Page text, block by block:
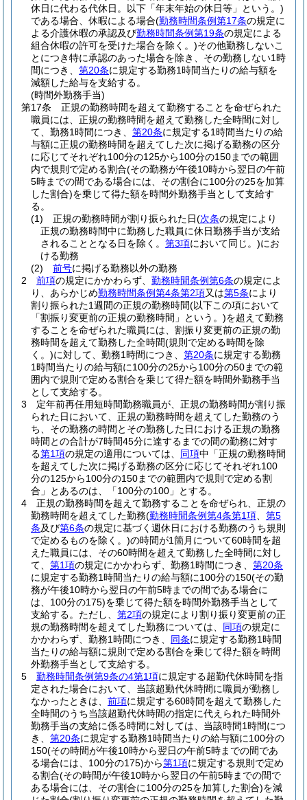
休日に代わる代休日。以下「年末年始の休日等」という。)
である場合、休暇による場合(勤務時間条例第17条の規定に
よる介護休暇の承認及び勤務時間条例第19条の規定による
組合休暇の許可を受けた場合を除く。)その他勤務しないこ
とにつき特に承認のあった場合を除き、その勤務しない1時
間につき、 第20条に規定する勤務1時間当たりの給与額を
減額した給与を支給する。
(時間外勤務手当)
第17条
正規の勤務時間を超えて勤務することを命ぜられた
職員には、正規の勤務時間を超えて勤務した全時間に対し
て、勤務1時間につき、 第20条に規定する1時間当たりの給
与額に正規の勤務時間を超えてした次に掲げる勤務の区分
に応じてそれぞれ100分の125から100分の150までの範囲
内で規則で定める割合(その勤務が午後10時から翌日の午前
5時までの間である場合には、その割合に100分の25を加算
した割合)を乗じて得た額を時間外勤務手当として支給す
る。
(1)
正規の勤務時間が割り振られた日(次条の規定により
正規の勤務時間中に勤務した職員に休日勤務手当が支給
されることとなる日を除く。 第3項において同じ。)にお
ける勤務
(2)
前号に掲げる勤務以外の勤務
2
前項の規定にかかわらず、 勤務時間条例第6条の規定によ
り、あらかじめ勤務時間条例第4条第2項又は第5条により
割り振られた1週間の正規の勤務時間(以下この項において
「割振り変更前の正規の勤務時間」という。)を超えて勤務
することを命ぜられた職員には、割振り変更前の正規の勤
務時間を超えて勤務した全時間(規則で定める時間を除
く。)に対して、勤務1時間につき、 第20条に規定する勤務
1時間当たりの給与額に100分の25から100分の50までの範
囲内で規則で定める割合を乗じて得た額を時間外勤務手当
として支給する。
3
定年前再任用短時間勤務職員が、正規の勤務時間が割り振
られた日において、正規の勤務時間を超えてした勤務のう
ち、その勤務の時間とその勤務した日における正規の勤務
時間との合計が7時間45分に達するまでの間の勤務に対す
る第1項の規定の適用については、 同項中「正規の勤務時間
を超えてした次に掲げる勤務の区分に応じてそれぞれ100
分の125から100分の150までの範囲内で規則で定める割
合」とあるのは、「100分の100」とする。
4
正規の勤務時間を超えて勤務することを命ぜられ、正規の
勤務時間を超えてした勤務(勤務時間条例第4条第1項
第5
条及び第6条の規定に基づく週休日における勤務のうち規則
で定めるものを除く。)の時間が1箇月について60時間を超
えた職員には、その60時間を超えて勤務した全時間に対し
て、 第1項の規定にかかわらず、勤務1時間につき、 第20条
に規定する勤務1時間当たりの給与額に100分の150(その勤
務が午後10時から翌日の午前5時までの間である場合に
は、100分の175)を乗じて得た額を時間外勤務手当として
支給する。 ただし、 第2項の規定により割り振り変更前の正
規の勤務時間を超えてした勤務については、 同項の規定に
かかわらず、勤務1時間につき、 同条に規定する勤務1時間
当たりの給与額に規則で定める割合を乗じて得た額を時間
外勤務手当として支給する。
5
勤務時間条例第9条の4第1項に規定する超勤代休時間を指
定された場合において、当該超勤代休時間に職員が勤務し
なかったときは、 前項に規定する60時間を超えて勤務した
全時間のうち当該超勤代休時間の指定に代えられた時間外
勤務手当の支給に係る時間に対しては、当該時間1時間につ
き、 第20条に規定する勤務1時間当たりの給与額に100分の
150(その時間が午後10時から翌日の午前5時までの間であ
る場合には、100分の175)から第1項に規定する規則で定め
る割合(その時間が午後10時から翌日の午前5時までの間で
ある場合には、その割合に100分の25を加算した割合)を減